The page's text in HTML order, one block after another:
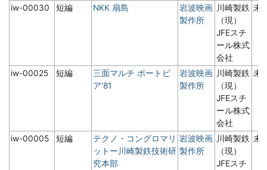
iw-00030 短編 NKK 扇島
岩波映画
製作所
川崎製鉄
（現）
JFEスチ
ール株式
会社
未
iw-00025 短編
三面マルチ ポートピ
ア'81
岩波映画
製作所
川崎製鉄
（現）
JFEスチ
ール株式
会社
未
iw-00005 短編
テクノ・コングロマリ
ットー川崎製鉄技術研
究本部
岩波映画
製作所
川崎製鉄
（現）
JFEスチ
未